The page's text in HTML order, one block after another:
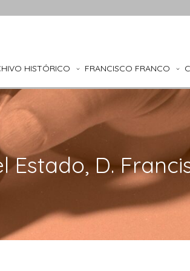
HISTÓRICO FRANCISCO FRANCO
D.